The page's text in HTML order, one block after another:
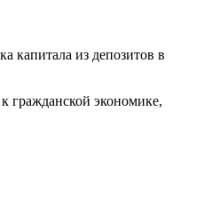
капитала из депозитов в
гражданской экономике,